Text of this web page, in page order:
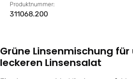
Produktnummer:
311068.200
Grüne Linsenmischung für
leckeren Linsensalat